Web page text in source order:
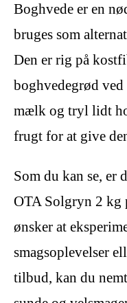
Boghvede er en
bruges som
Den er rig på
boghvedegrød
mælk og tryl lidt
frugt for at give
Som du kan se, er
OTA Solgryn 2 kg
ønsker at
smagsoplevelser
tilbud, kan du